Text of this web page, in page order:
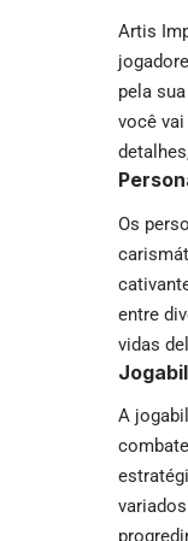
Artis
pela
você
Os
entre
vidas
A